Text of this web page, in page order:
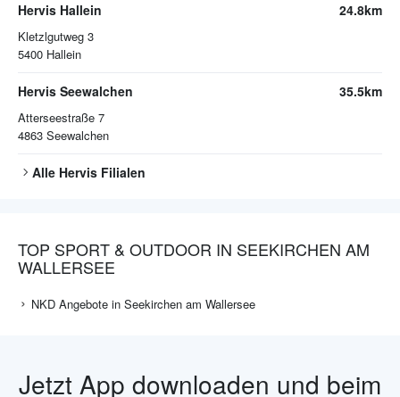
Hervis Hallein
Kletzlgutweg 3
5400 Hallein
24.8km
Hervis Seewalchen
Atterseestraße 7
4863 Seewalchen
35.5km
Alle Hervis Filialen
TOP SPORT & OUTDOOR IN SEEKIRCHEN AM
WALLERSEE
NKD Angebote in Seekirchen am Wallersee
Jetzt App downloaden und beim